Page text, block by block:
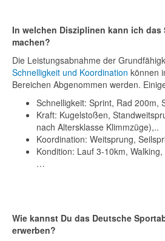
In welchen Disziplinen kann ich das
machen?
Die Leistungsabnahme der
Schnelligkeit und Koordination können
Bereichen Abgenommen werden.
Schnelligkeit: Sprint, Rad 200m,
Kraft: Kugelstoßen,
nach Altersklasse Klimmzüge),..
Koordination: Weitsprung,
Kondition: Lauf 3-10km,
…
Wie kannst Du das Deutsche
erwerben?